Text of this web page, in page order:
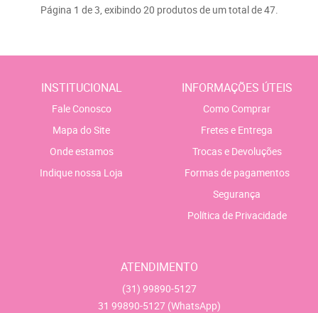
Página 1 de 3, exibindo 20 produtos de um total de 47.
INSTITUCIONAL
Fale Conosco
Mapa do Site
Onde estamos
Indique nossa Loja
INFORMAÇÕES ÚTEIS
Como Comprar
Fretes e Entrega
Trocas e Devoluções
Formas de pagamentos
Segurança
Política de Privacidade
ATENDIMENTO
(31) 99890-5127
31 99890-5127 (WhatsApp)